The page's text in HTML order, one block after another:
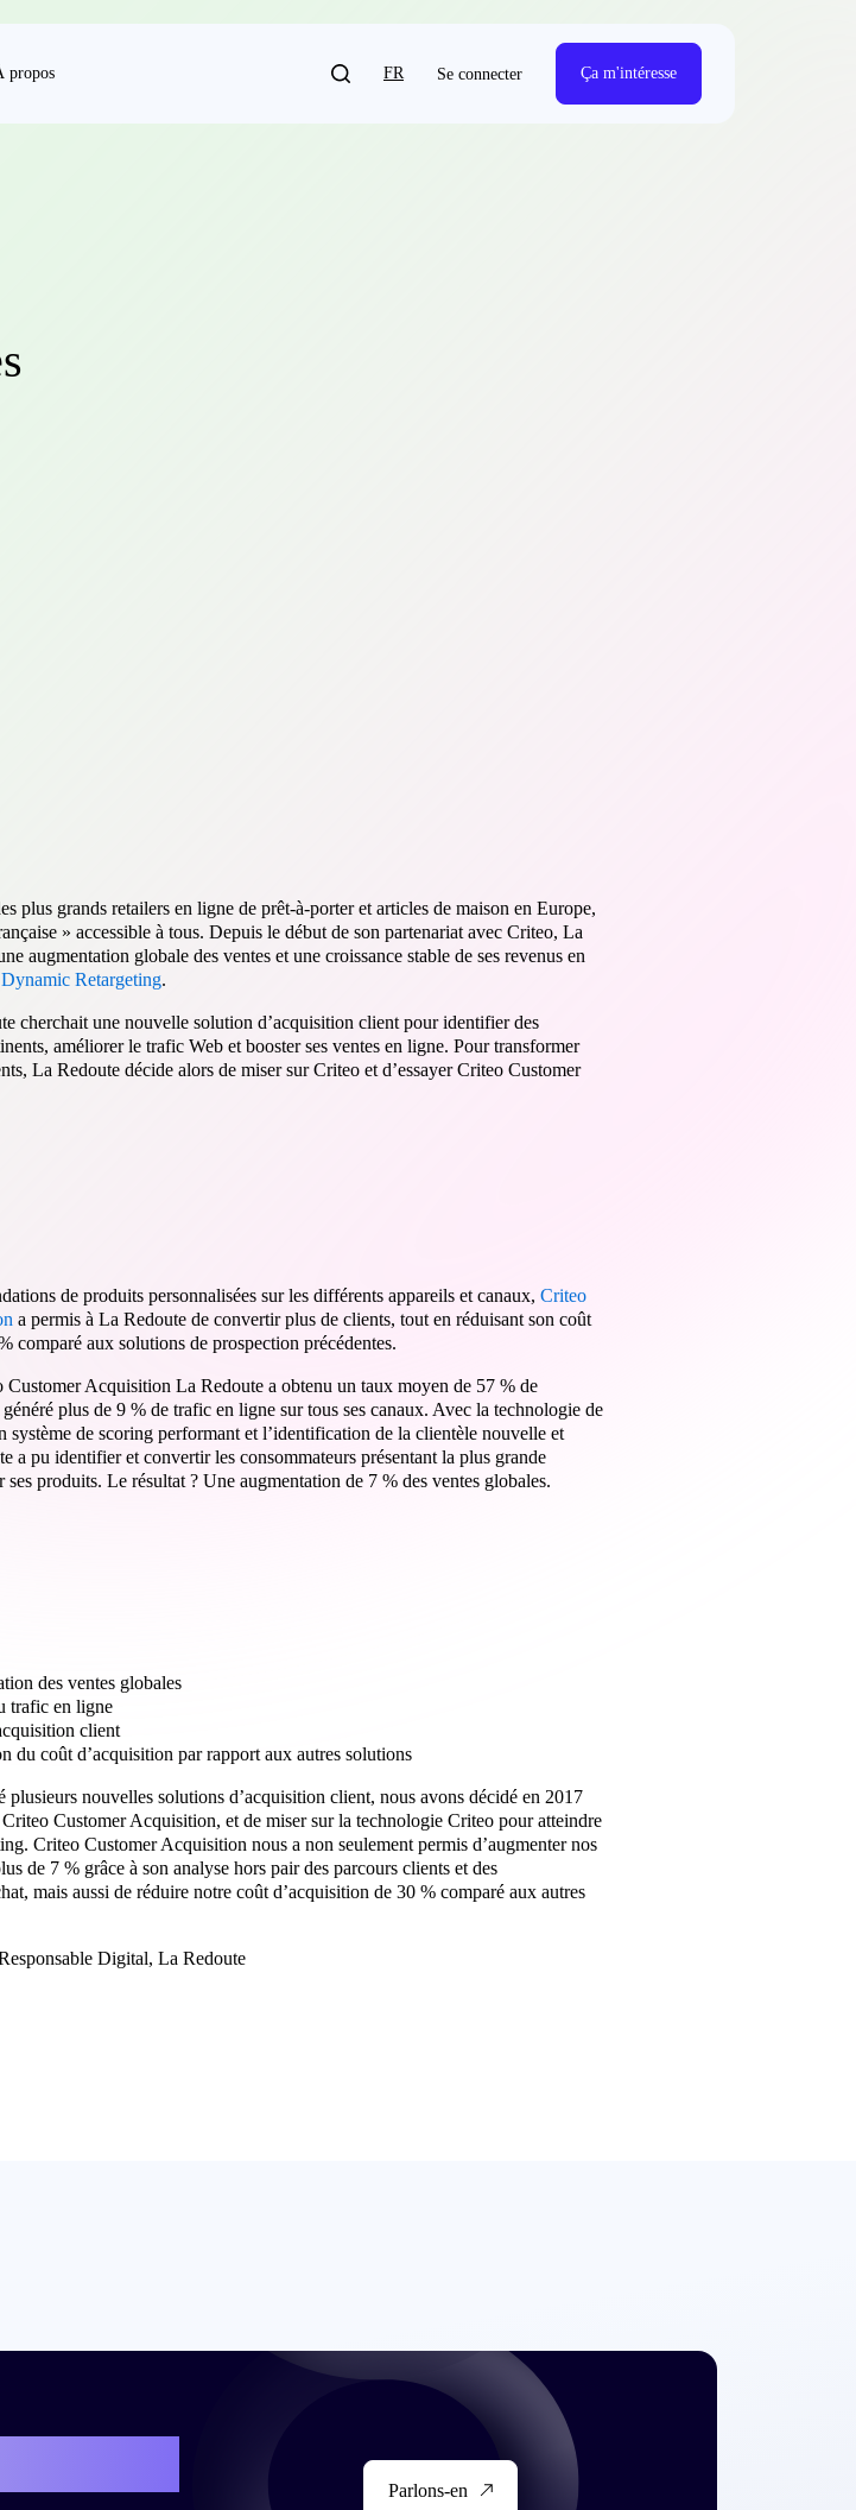
propos FR Se connecter Ça m'intéresse
plus grands retailers en ligne de prêt-à-porter et articles de maison en Europe,
» accessible à tous. Depuis le début de son partenariat avec Criteo, La
augmentation globale des ventes et une croissance stable de ses revenus en
Retargeting.
cherchait une nouvelle solution d’acquisition client pour identifier des
améliorer le trafic Web et booster ses ventes en ligne. Pour transformer
La Redoute décide alors de miser sur Criteo et d’essayer Criteo Customer
de produits personnalisées sur les différents appareils et canaux, Criteo
a permis à La Redoute de convertir plus de clients, tout en réduisant son coût
comparé aux solutions de prospection précédentes.
Customer Acquisition La Redoute a obtenu un taux moyen de 57 % de
plus de 9 % de trafic en ligne sur tous ses canaux. Avec la technologie de
système de scoring performant et l’identification de la clientèle nouvelle et
a pu identifier et convertir les consommateurs présentant la plus grande
ses produits. Le résultat ? Une augmentation de 7 % des ventes globales.
des ventes globales
trafic en ligne
client
du coût d’acquisition par rapport aux autres solutions
plusieurs nouvelles solutions d’acquisition client, nous avons décidé en 2017
Customer Acquisition, et de miser sur la technologie Criteo pour atteindre
Criteo Customer Acquisition nous a non seulement permis d’augmenter nos
de 7 % grâce à son analyse hors pair des parcours clients et des
mais aussi de réduire notre coût d’acquisition de 30 % comparé aux autres
Digital, La Redoute
Parlons-en